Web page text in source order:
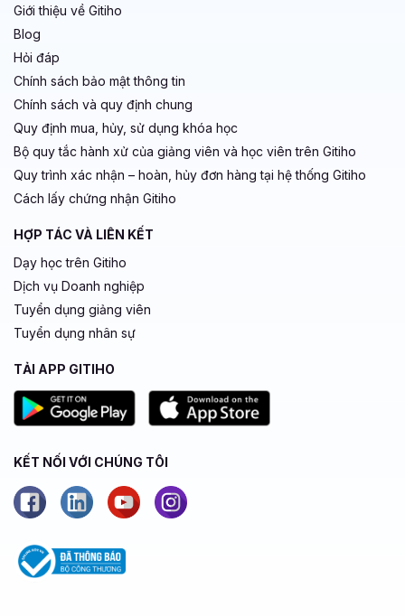
Giới thiệu về Gitiho
Blog
Hỏi đáp
Chính sách bảo mật thông tin
Chính sách và quy định chung
Quy định mua, hủy, sử dụng khóa học
Bộ quy tắc hành xử của giảng viên và học viên trên Gitiho
Quy trình xác nhận – hoàn, hủy đơn hàng tại hệ thống Gitiho
Cách lấy chứng nhận Gitiho
HỢP TÁC VÀ LIÊN KẾT
Dạy học trên Gitiho
Dịch vụ Doanh nghiệp
Tuyển dụng giảng viên
Tuyển dụng nhân sự
TẢI APP GITIHO
KẾT NỐI VỚI CHÚNG TÔI